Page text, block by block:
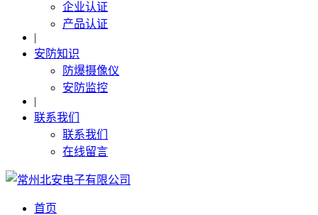
企业认证
产品认证
|
安防知识
防爆摄像仪
安防监控
|
联系我们
联系我们
在线留言
首页